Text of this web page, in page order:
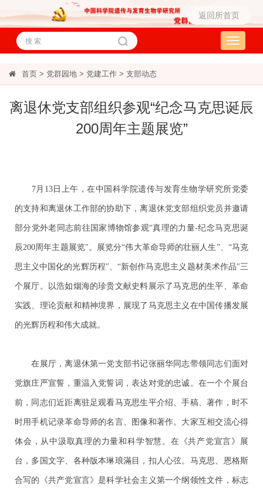
返回所首页
Toggle
首页 > 党群园地 > 党建工作 > 支部动态
离退休党支部组织参观“纪念马克思诞辰
200周年主题展览”
7月13日上午，在中国科学院遗传与发育生物学研究所党委
的支持和离退休工作部的协助下，离退休党支部组织党员并邀请
部分党外老同志前往国家博物馆参观“真理的力量-纪念马克思诞
辰200周年主题展览"。展览分“伟大革命导师的壮丽人生”、“马克
思主义中国化的光辉历程"、“新创作马克思主义题材美术作品"三
个展厅。以浩如烟海的珍贵文献史料展示了马克思的生平、革命
实践、理论贡献和精神境界，展现了马克思主义在中国传播发展
的光辉历程和伟大成就。
在展厅，离退休第一党支部书记张丽华同志带领同志们面对
党旗庄严宣誓，重温入党誓词，表达对党的忠诚。在一个个展台
前，同志们近距离驻足观看马克思生平介绍、手稿、著作，时不
时用手机记录革命导师的名言、图像和著作。大家互相交流心得
体会，从中汲取真理的力量和科学智慧。在《共产党宣言》展
台，多国文字、各种版本琳琅滿目，扣人心弦。马克思、恩格斯
合写的《共产党宣言》是科学社会主义第一个纲领性文件，标志